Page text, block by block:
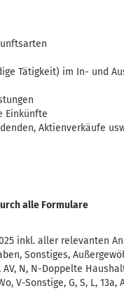
Tätigkeit) im In- und
Einkünfte
Aktienverkäufe
alle Formulare
inkl. aller relevanten
Sonstiges,
N, N-Doppelte
V-Sonstige, G, S, L, 13a,